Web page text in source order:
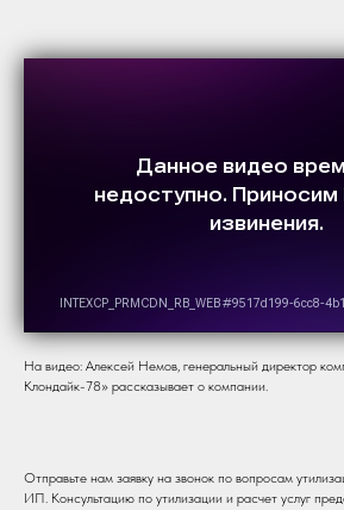
На видео: Алексей Немов, генеральный директор
Клондайк-78» рассказывает о компании.
Отправьте нам заявку на звонок по вопросам
ИП. Консультацию по утилизации и расчет услуг